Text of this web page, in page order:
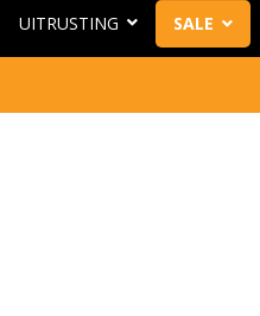
UITRUSTING SALE